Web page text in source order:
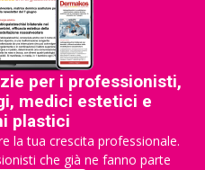
per i professionisti,
medici estetici e
plastici
la tua crescita professionale.
che già ne fanno parte